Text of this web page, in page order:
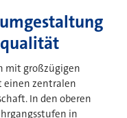
mit großzügigen
einen zentralen
In den oberen
in